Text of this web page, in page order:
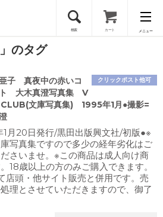
検索 カート メニュー
のタグ
クリックポスト他可
子 真夜中の赤いコ
大木真澄写真集 V
文庫写真集) 1995年1月●撮影=
1月20日発行/黒田出版興文社/初版●※
写真集ですので多少の経年劣化はご
さいませ。※この商品は成人向け商
18歳以上の方のみご購入できます。
店頭・他サイト販売と併用です。売
理とさせていただきますので、御了